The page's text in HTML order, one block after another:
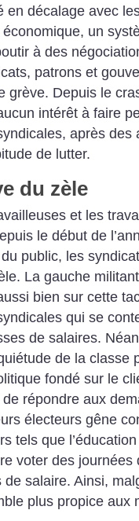
en décalage avec
un
à des
patrons et
grève. Depuis le
intérêt à faire
après des
de lutter.
du zèle
et les
le début de
public, les
La gauche
bien sur cette
qui se
de salaires.
de la classe
fondé sur le
répondre aux
électeurs gêne
tels que
voter des
de salaire. Ainsi,
plus propice aux